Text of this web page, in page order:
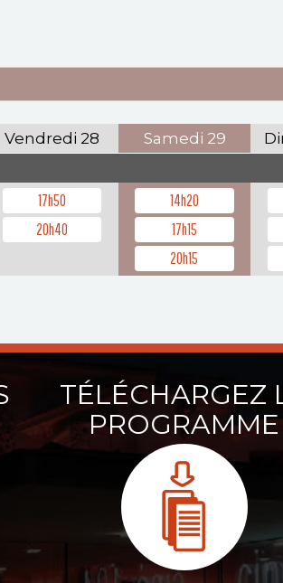
Vendredi 28 Samedi 29
17h50
20h40
14h20
17h15
20h15
TÉLÉCHARGEZ
PROGRAMME